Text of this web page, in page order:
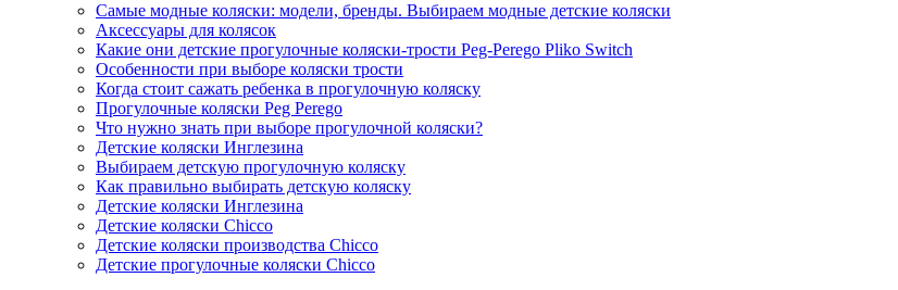
Самые модные коляски: модели, бренды. Выбираем модные детские коляски
Аксессуары для колясок
Какие они детские прогулочные коляски-трости Peg-Perego Pliko Switch
Особенности при выборе коляски трости
Когда стоит сажать ребенка в прогулочную коляску
Прогулочные коляски Peg Perego
Что нужно знать при выборе прогулочной коляски?
Детские коляски Инглезина
Выбираем детскую прогулочную коляску
Как правильно выбирать детскую коляску
Детские коляски Инглезина
Детские коляски Chicco
Детские коляски производства Chicco
Детские прогулочные коляски Chicco